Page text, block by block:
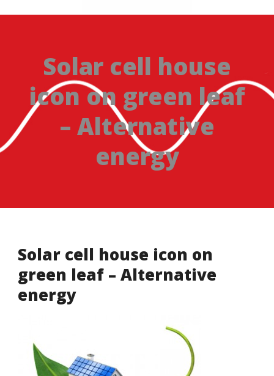
Solar cell house
icon on green leaf
– Alternative
energy
Solar cell house icon on
green leaf – Alternative
energy